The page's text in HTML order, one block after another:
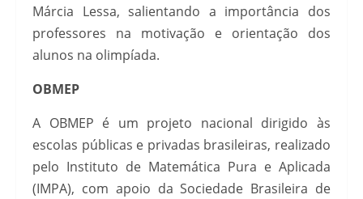
Márcia Lessa, salientando a importância dos
professores na motivação e orientação dos
alunos na olimpíada.
OBMEP
A OBMEP é um projeto nacional dirigido às
escolas públicas e privadas brasileiras, realizado
pelo Instituto de Matemática Pura e Aplicada
(IMPA), com apoio da Sociedade Brasileira de